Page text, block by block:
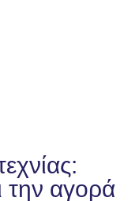
την αγορά